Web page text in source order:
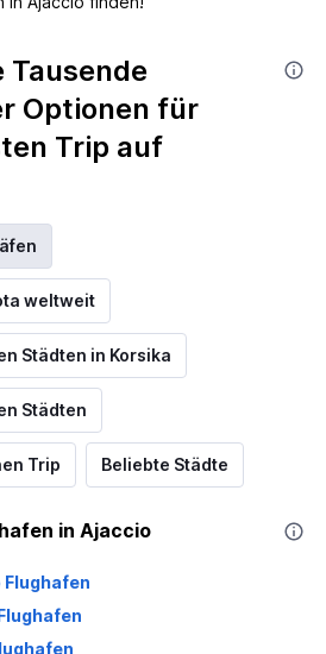
Tausende
Optionen für
Trip auf
weltweit
Städten in Korsika
Städten
Trip Beliebte Städte
in Ajaccio